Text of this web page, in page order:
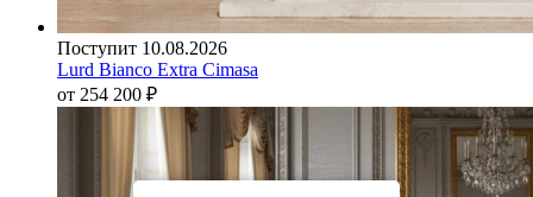
Поступит 10.08.2026
Lurd Bianco Extra Cimasa
от 254 200 ₽